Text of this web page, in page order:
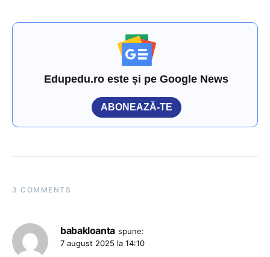
Edupedu.ro este și pe Google News
ABONEAZĂ-TE
3 COMMENTS
babakloanta spune:
7 august 2025 la 14:10